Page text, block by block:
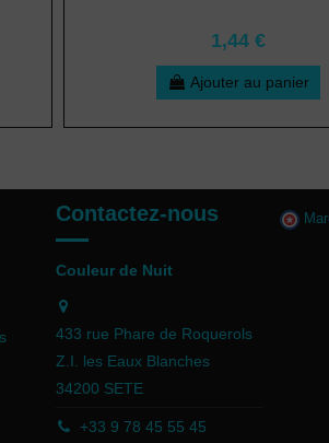
1,44 €
Ajouter au panier
Contactez-nous
Couleur de Nuit
433 rue Phare de Roquerols
Z.I. les Eaux Blanches
34200 SETE
+33 9 78 45 55 45